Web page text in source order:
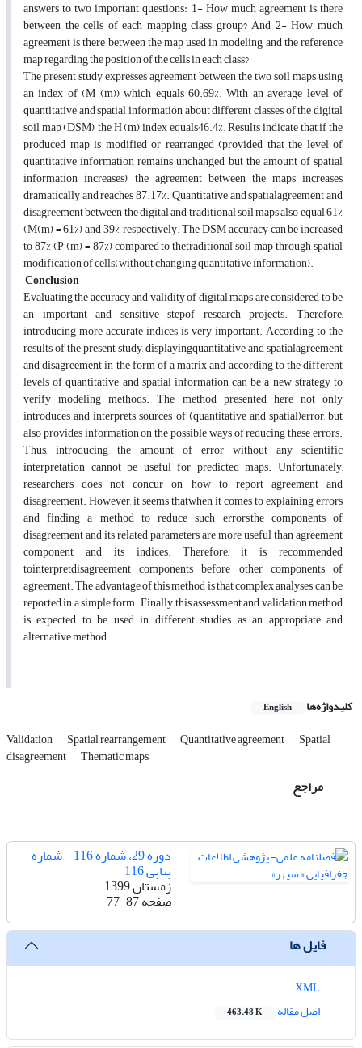
answers to two important questions: 1- How much agreement is there
between the cells of each mapping class group? And 2- How much
agreement is there between the map used in modeling and the reference
map regarding the position of the cells in each class?
The present study expresses agreement between the two soil maps using
an index of (M (m)) which equals 60.69%. With an average level of
quantitative and spatial information about different classes of the digital
soil map (DSM), the H (m) index equals46.4%. Results indicate that if the
produced map is modified or rearranged (provided that the level of
quantitative information remains unchanged but the amount of spatial
information increases), the agreement between the maps increases
dramatically and reaches 87.17%. Quantitative and spatialagreement and
disagreement between the digital and traditional soil maps also equal 61%
(M(m) = 61%) and 39%, respectively. The DSM accuracy can be increased
to 87% (P (m) = 87%) compared to thetraditional soil map through spatial
modification of cells(without changing quantitative information).
Conclusion
Evaluating the accuracy and validity of digital maps are considered to be
an important and sensitive stepof research projects. Therefore,
introducing more accurate indices is very important. According to the
results of the present study, displayingquantitative and spatialagreement
and disagreement in the form of a matrix and according to the different
levels of quantitative and spatial information can be a new strategy to
verify modeling methods. The method presented here not only
introduces and interprets sources of (quantitative and spatial)error, but
also provides information on the possible ways of reducing these errors.
Thus, introducing the amount of error without any scientific
interpretation cannot be useful for predicted maps. Unfortunately,
researchers does not concur on how to report agreement and
disagreement. However, it seems thatwhen it comes to explaining errors
and finding a method to reduce such errors,the components of
disagreement and its related parameters are more useful than agreement
component and its indices. Therefore, it is recommended
tointerpretdisagreement components before other components of
agreement. The advantage of this method is that complex analyses can be
reported in a simple form. Finally, this assessment and validation method
is expected to be used in different studies as an appropriate and
alternative method.
کلیدواژه‌ها English
Validation Spatial rearrangement Quantitative agreement Spatial
disagreement Thematic maps
مراجع
دوره 29، شماره 116 - شماره
پیاپی 116
زمستان 1399
صفحه77-87
فایل ها
اصل مقاله
463.48 K